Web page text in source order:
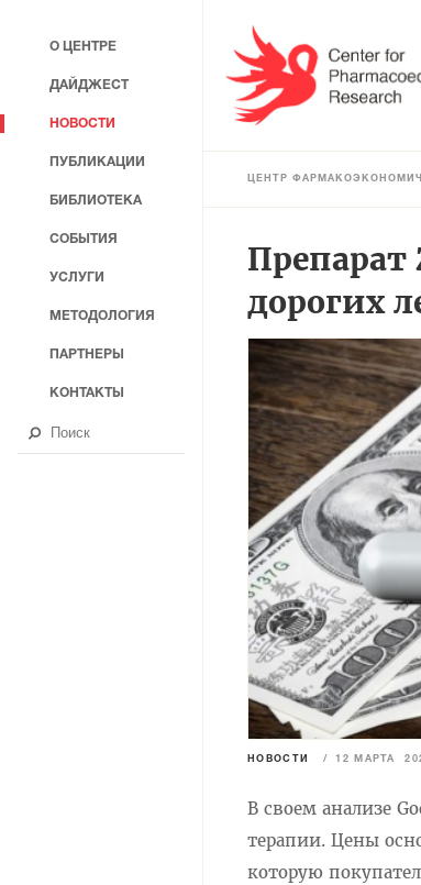
ЦЕНТР
Препарат
дорогих
НОВОСТИ / 12 МАРТА
В своем анализе
терапии. Цены
которую
О ЦЕНТРЕ
ДАЙДЖЕСТ
НОВОСТИ
ПУБЛИКАЦИИ
БИБЛИОТЕКА
СОБЫТИЯ
УСЛУГИ
МЕТОДОЛОГИЯ
ПАРТНЕРЫ
КОНТАКТЫ